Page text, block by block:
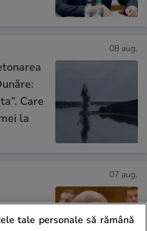
08 aug.
Care
la
07 aug.
e
tale personale să rămână